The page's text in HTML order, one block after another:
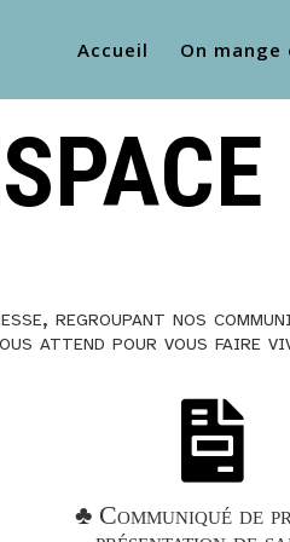
Accueil On mange
regroupant nos
attend pour vous faire

♣ Communiqué de